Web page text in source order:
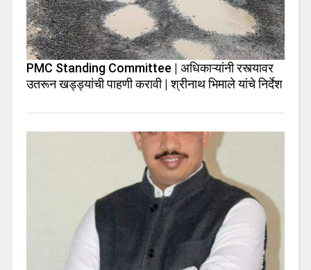
PMC Standing Committee | अधिकाऱ्यांनी रस्त्यावर
उतरून खड्ड्यांची पाहणी करावी | श्रीनाथ भिमाले यांचे निर्देश